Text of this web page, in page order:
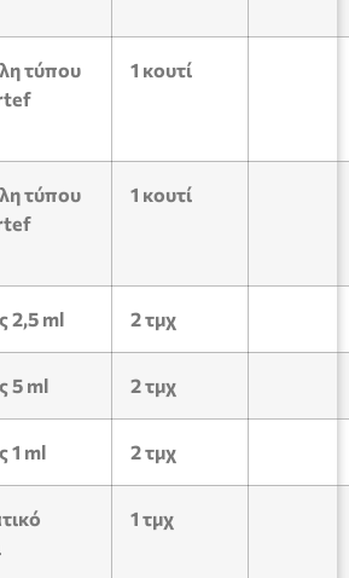
τύπου
1 κουτί
τύπου
1 κουτί
2,5 ml 2 τμχ
5 ml 2 τμχ
1 ml 2 τμχ
1 τμχ